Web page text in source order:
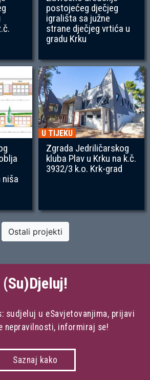
postojećeg dječjeg
igrališta sa južne
strane dječjeg vrtića u
gradu Krku
U TIJEKU
Zgrada Jedriličarskog
kluba Plav u Krku na k.č.
3932/3 k.o. Krk-grad
Ostali projekti
(Su)Djeluj!
sudjeluj u eSavjetovanjima, prijavi
nepravilnosti, informiraj se!
Saznaj kako